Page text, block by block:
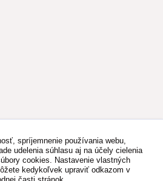
spríjemnenie používania webu,
udelenia súhlasu aj na účely cielenia
cookies. Nastavenie vlastných
kedykoľvek upraviť odkazom v